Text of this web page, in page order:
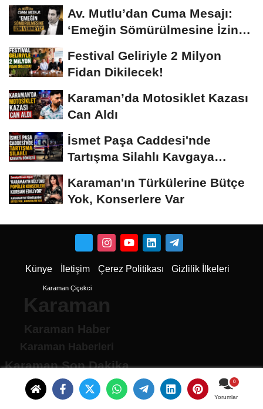
Yorumlar
Av. Mutlu’dan Cuma Mesajı:
‘Emeğin Sömürülmesine İzin
Festival Geliriyle 2 Milyon
Fidan Dikilecek!
Karaman’da Motosiklet Kazası
Can Aldı
İsmet Paşa Caddesi'nde
Tartışma Silahlı Kavgaya
Karaman'ın Türkülerine Bütçe
Yok, Konserlere Var
Künye İletişim Çerez Politikası Gizlilik İlkeleri
Karaman Çiçekci
Karaman
Karaman Haber
Karaman Haberleri
Karaman Son Dakika
Karaman son dakika Haberleri
Karamandan haberler